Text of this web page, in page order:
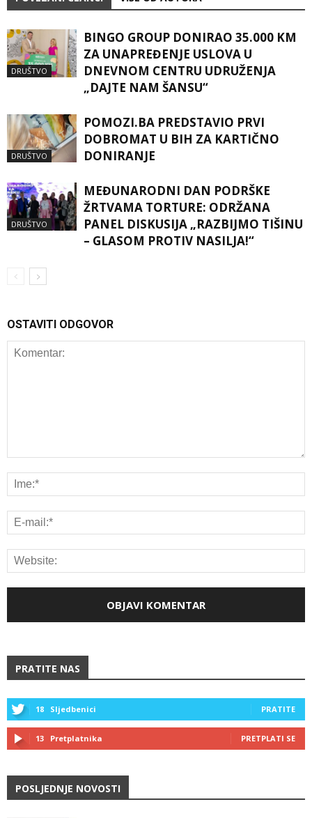
DRUŠTVO
BINGO GROUP DONIRAO 35.000 KM
ZA UNAPREĐENJE USLOVA U
DNEVNOM CENTRU UDRUŽENJA
„DAJTE NAM ŠANSU“
DRUŠTVO
POMOZI.BA PREDSTAVIO PRVI
DOBROMAT U BIH ZA KARTIČNO
DONIRANJE
DRUŠTVO
MEĐUNARODNI DAN PODRŠKE
ŽRTVAMA TORTURE: ODRŽANA
PANEL DISKUSIJA „RAZBIJMO TIŠINU
– GLASOM PROTIV NASILJA!“
OSTAVITI ODGOVOR
PRATITE NAS
18 Sljedbenici PRATITE
13 Pretplatnika PRETPLATI SE
POSLJEDNJE NOVOSTI